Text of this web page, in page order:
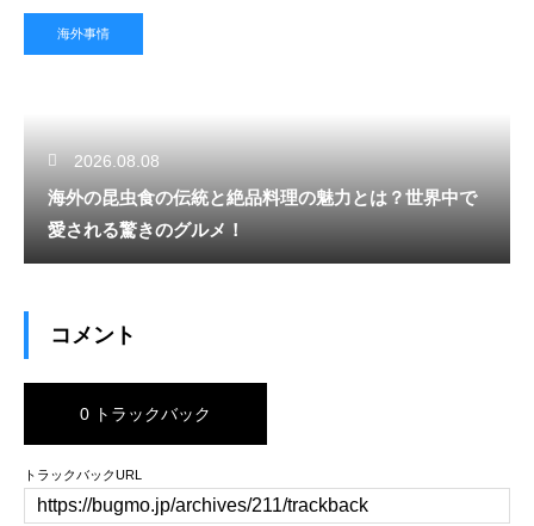
海外事情
2026.08.08
海外の昆虫食の伝統と絶品料理の魅力とは？世界中で
愛される驚きのグルメ！
コメント
0 トラックバック
トラックバックURL